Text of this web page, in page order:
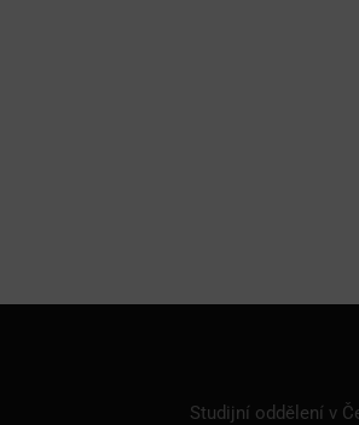
Studijní oddělení v